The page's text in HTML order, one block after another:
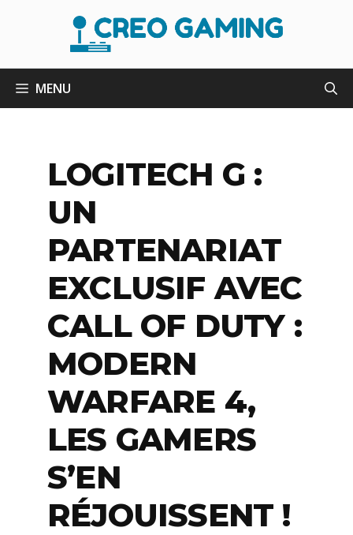
MENU
LOGITECH G :
UN
PARTENARIAT
EXCLUSIF AVEC
CALL OF DUTY :
MODERN
WARFARE 4,
LES GAMERS
S’EN
RÉJOUISSENT !